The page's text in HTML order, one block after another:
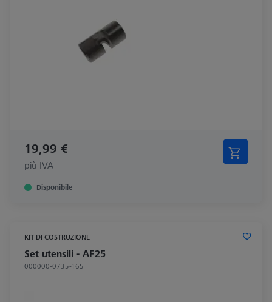
19,99 €
più IVA
Disponibile
KIT DI COSTRUZIONE
Set utensili - AF25
000000-0735-165